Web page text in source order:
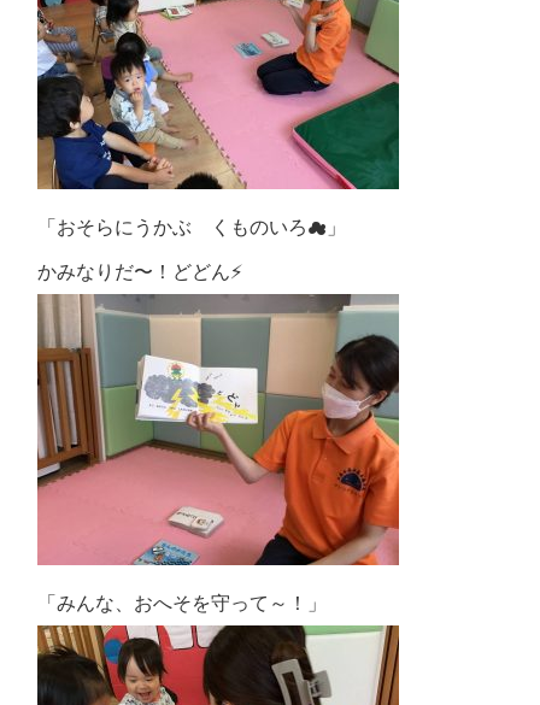
「おそらにうかぶ くものいろ☁ 」
かみなりだ〜！どどん⚡
「みんな、おへそを守って～！」